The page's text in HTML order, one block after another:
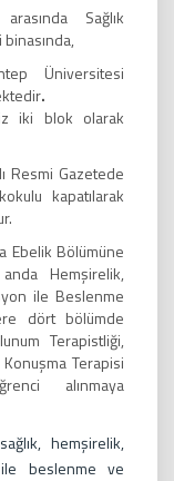
Sağlık
binasında,
Üniversitesi
.
iki blok olarak
Resmi Gazetede
kapatılarak
Ebelik Bölümüne
Hemşirelik,
ile Beslenme
dört bölümde
Terapistliği,
Terapisi
alınmaya
hemşirelik,
beslenme ve